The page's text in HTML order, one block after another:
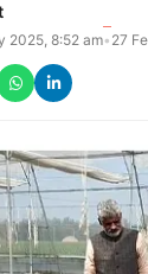
2025, 8:52 am• 27